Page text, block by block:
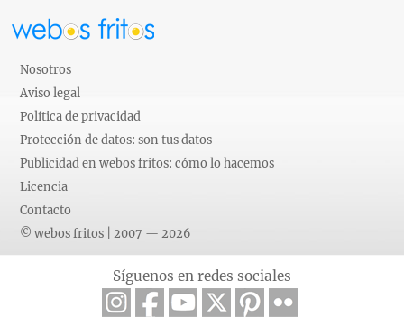
Nosotros
Aviso legal
Política de privacidad
Protección de datos: son tus datos
Publicidad en webos fritos: cómo lo hacemos
Licencia
Contacto
© webos fritos | 2007 — 2026
Síguenos en redes sociales